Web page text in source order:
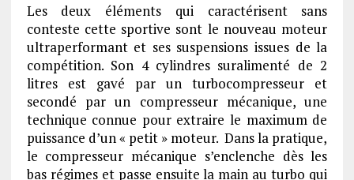
Les deux éléments qui caractérisent sans
conteste cette sportive sont le nouveau moteur
ultraperformant et ses suspensions issues de la
compétition. Son 4 cylindres suralimenté de 2
litres est gavé par un turbocompresseur et
secondé par un compresseur mécanique, une
technique connue pour extraire le maximum de
puissance d’un « petit » moteur. Dans la pratique,
le compresseur mécanique s’enclenche dès les
bas régimes et passe ensuite la main au turbo qui